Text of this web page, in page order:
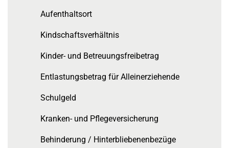
Aufenthaltsort
Kindschaftsverhältnis
Kinder- und Betreuungsfreibetrag
Entlastungsbetrag für Alleinerziehende
Schulgeld
Kranken- und Pflegeversicherung
Behinderung / Hinterbliebenenbezüge